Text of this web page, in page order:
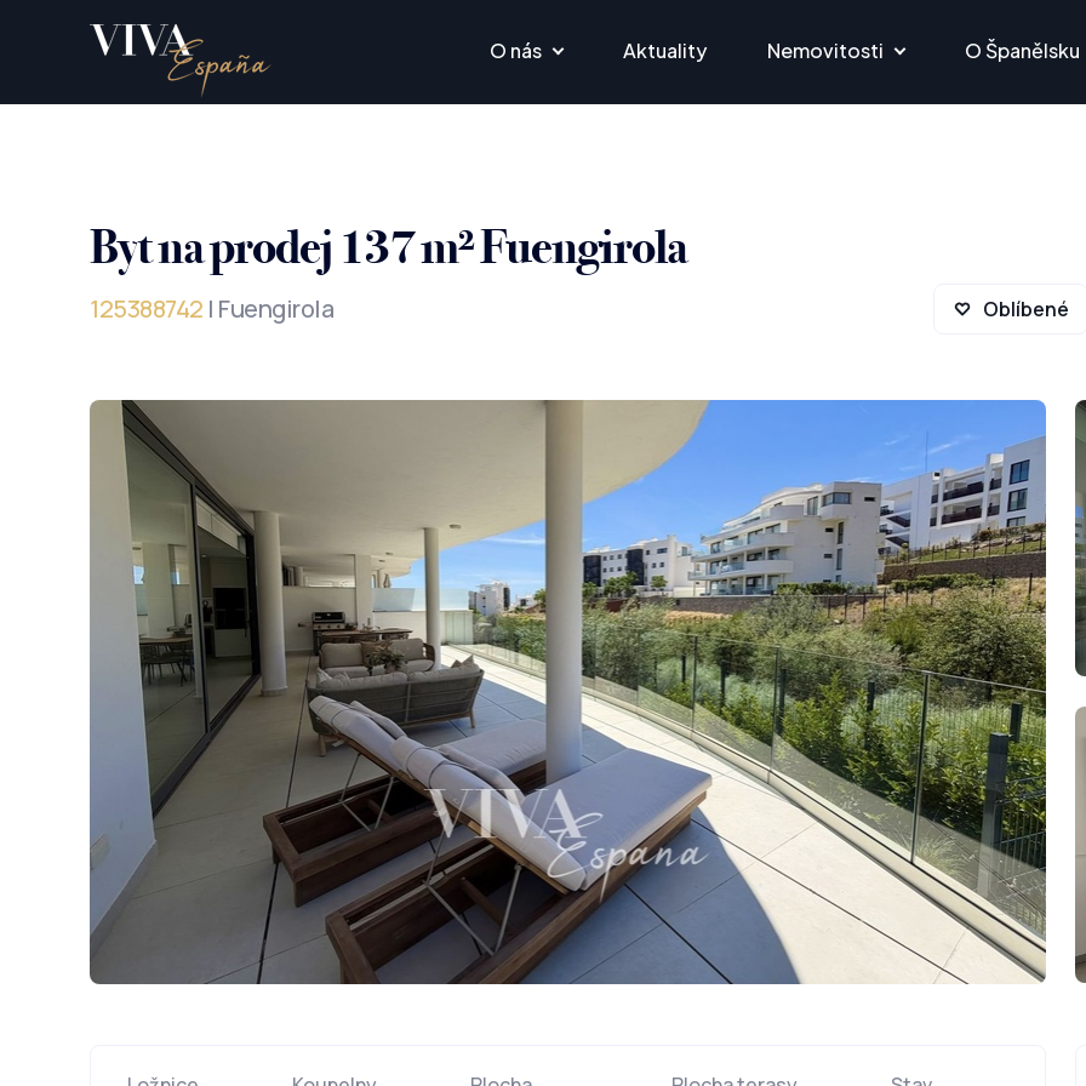
O nás Aktuality Nemovitosti O Španělsku
Byt na prodej 137 m² Fuengirola
125388742 | Fuengirola Oblíbené